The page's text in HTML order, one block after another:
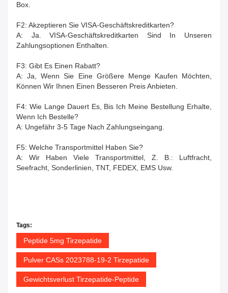
Box.
F2: Akzeptieren Sie VISA-Geschäftskreditkarten?
A: Ja. VISA-Geschäftskreditkarten Sind In Unseren
Zahlungsoptionen Enthalten.
F3: Gibt Es Einen Rabatt?
A: Ja, Wenn Sie Eine Größere Menge Kaufen Möchten,
Können Wir Ihnen Einen Besseren Preis Anbieten.
F4: Wie Lange Dauert Es, Bis Ich Meine Bestellung Erhalte,
Wenn Ich Bestelle?
A: Ungefähr 3-5 Tage Nach Zahlungseingang.
F5: Welche Transportmittel Haben Sie?
A: Wir Haben Viele Transportmittel, Z. B.: Luftfracht,
Seefracht, Sonderlinien, TNT, FEDEX, EMS Usw.
Tags:
Peptide 5mg Tirzepatide
Pulver CASs 2023788-19-2 Tirzepatide
Gewichtsverlust Tirzepatide-Peptide